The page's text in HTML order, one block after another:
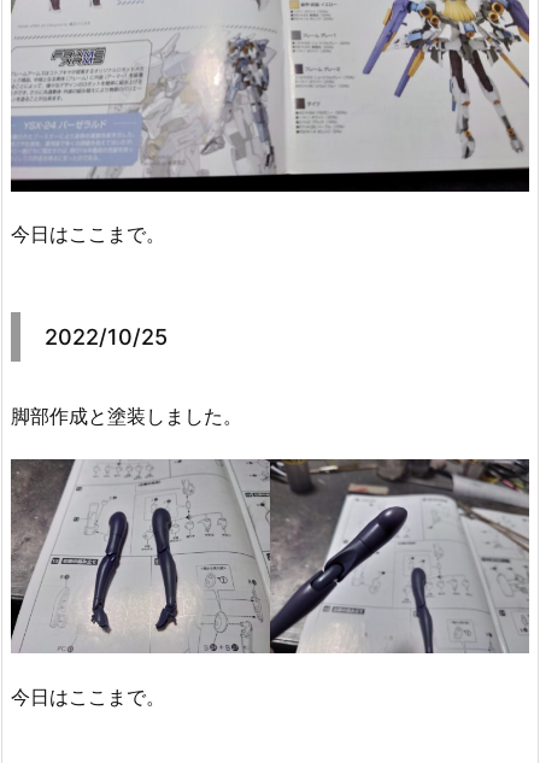
今日はここまで。
2022/10/25
脚部作成と塗装しました。
今日はここまで。